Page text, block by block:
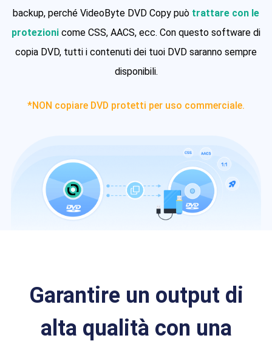
backup, perché VideoByte DVD Copy può trattare con le
protezioni come CSS, AACS, ecc. Con questo software di
copia DVD, tutti i contenuti dei tuoi DVD saranno sempre
disponibili.
*NON copiare DVD protetti per uso commerciale.
Garantire un output di
alta qualità con una